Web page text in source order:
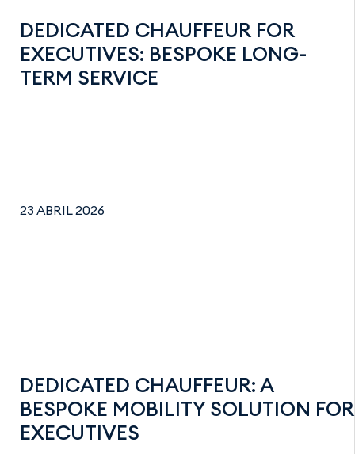
DEDICATED CHAUFFEUR FOR
EXECUTIVES: BESPOKE LONG-
TERM SERVICE
23 ABRIL 2026
DEDICATED CHAUFFEUR: A
BESPOKE MOBILITY SOLUTION FOR
EXECUTIVES